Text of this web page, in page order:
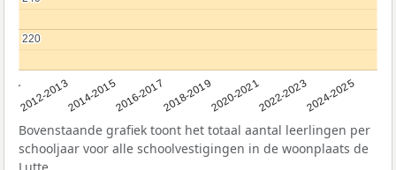
2012-20132014-20152016-20172018-20192020-20212022-20232024-2025
220
220
Bovenstaande grafiek toont het totaal aantal leerlingen per
schooljaar voor alle schoolvestigingen in de woonplaats de